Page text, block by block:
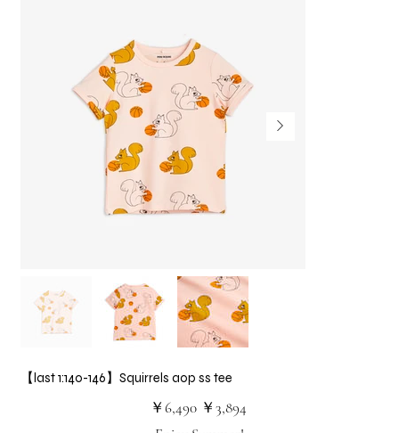
【last 1:140-146】Squirrels aop ss tee
元
の
￥6,490
セ
ー
￥3,894